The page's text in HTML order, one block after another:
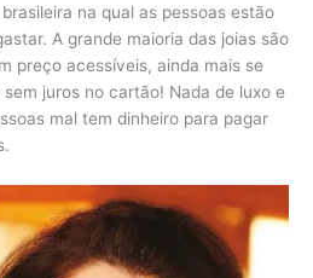
na qual as pessoas estão
A grande maioria das joias são
preço acessíveis, ainda mais se
juros no cartão! Nada de luxo e
mal tem dinheiro para pagar